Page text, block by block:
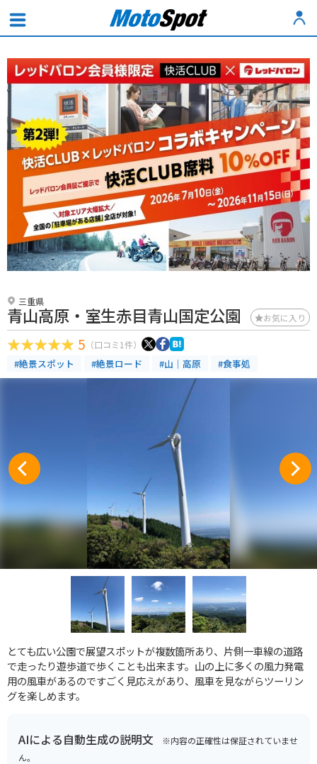
三重県
青山高原・室生赤目青山国定公園 お気に入り
5 （口コミ1件）
#絶景スポット #絶景ロード #山｜高原 #食事処
とても広い公園で展望スポットが複数箇所あり、片側一車線の道路
で走ったり遊歩道で歩くことも出来ます。山の上に多くの風力発電
用の風車があるのですごく見応えがあり、風車を見ながらツーリン
グを楽しめます。
AIによる自動生成の説明文 ※内容の正確性は保証されていませ
ん。